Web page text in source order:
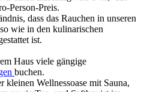
Person-Preis.
dass das Rauchen in unseren
wie in den kulinarischen
ist.
Haus viele gängige
buchen.
kleinen Wellnessoase mit Sauna,